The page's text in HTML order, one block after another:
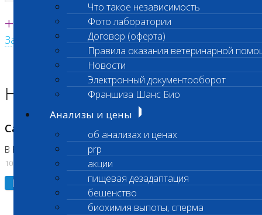
Единая круглосуточная справочная
+7 495 260 0 260
Заказать звонок с сайта
Что такое независимость
Фото лаборатории
Договор (оферта)
Правила оказания ветеринарной
Новости
Электронный документооборот
Франшиза Шанс Био
Анализы и цены
об анализах и ценах
prp
акции
пищевая дезадаптация
бешенство
биохимия выпоты, сперма
Главная страница
Новости лаборатории
Санитарный день
В Вешняках 14.08.2026
10.08.2026
Подробнее